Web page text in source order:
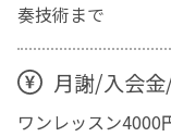
奏技術まで
月謝/入会
ワンレッスン4000